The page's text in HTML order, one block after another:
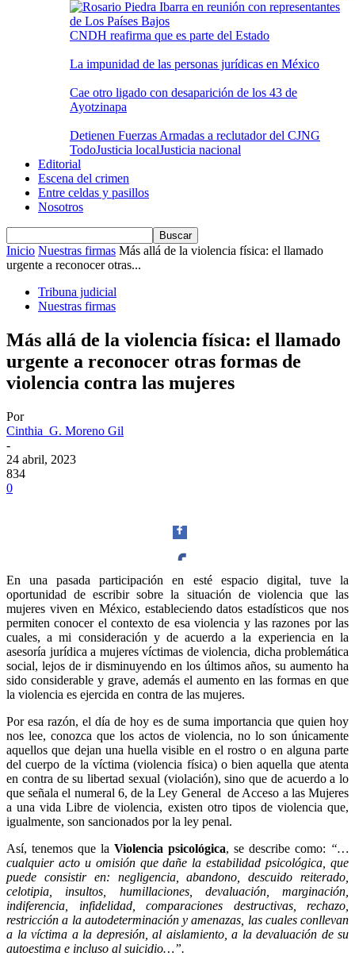
CNDH reafirma que es parte del Estado
La impunidad de las personas jurídicas en México
Cae otro ligado con desaparición de los 43 de
Ayotzinapa
Detienen Fuerzas Armadas a reclutador del CJNG
TodoJusticia localJusticia nacional
Editorial
Escena del crimen
Entre celdas y pasillos
Nosotros
Inicio Nuestras firmas Más allá de la violencia física: el llamado
urgente a reconocer otras...
Tribuna judicial
Nuestras firmas
Más allá de la violencia física: el llamado
urgente a reconocer otras formas de
violencia contra las mujeres
Por
Cinthia G. Moreno Gil
-
24 abril, 2023
834
0
Facebook
Twitter
Whatsapp
Linkedin
En una pasada participación en esté espacio digital, tuve la
oportunidad de escribir sobre la situación de violencia que las
mujeres viven en México, estableciendo datos estadísticos que nos
permiten conocer el contexto de esa violencia y las razones por las
cuales, a mi consideración y de acuerdo a la experiencia en la
asesoría jurídica a mujeres víctimas de violencia, dicha problemática
social, lejos de ir disminuyendo en los últimos años, su aumento ha
sido considerable y grave, además el aumento en las formas en que
la violencia es ejercida en contra de las mujeres.
Por esa razón, el día de hoy es de suma importancia que quien hoy
nos lee, conozca que los actos de violencia, no lo son únicamente
aquellos que dejan una huella visible en el rostro o en alguna parte
del cuerpo de la víctima (violencia física) o bien aquella que atenta
en contra de su libertad sexual (violación), sino que de acuerdo a lo
que señala el numeral 6, de la Ley General de Acceso a las Mujeres
a una vida Libre de violencia, existen otro tipos de violencia que,
igualmente, son sancionados por la ley penal.
Así, tenemos que la Violencia psicológica, se describe como: “…
cualquier acto u omisión que dañe la estabilidad psicológica, que
puede consistir en: negligencia, abandono, descuido reiterado,
celotipia, insultos, humillaciones, devaluación, marginación,
indiferencia, infidelidad, comparaciones destructivas, rechazo,
restricción a la autodeterminación y amenazas, las cuales conllevan
a la víctima a la depresión, al aislamiento, a la devaluación de su
autoestima e incluso al suicidio…”.